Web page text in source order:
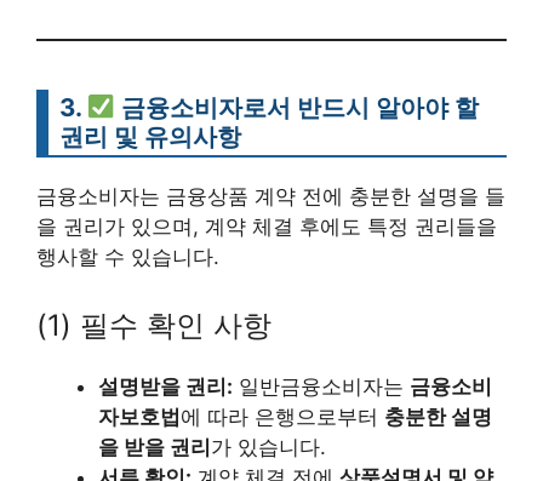
3.
금융소비자로서 반드시 알아야 할
권리 및 유의사항
금융소비자는 금융상품 계약 전에 충분한 설명을 들
을 권리가 있으며, 계약 체결 후에도 특정 권리들을
행사할 수 있습니다.
(1) 필수 확인 사항
설명받을 권리: 일반금융소비자는 금융소비
자보호법에 따라 은행으로부터 충분한 설명
을 받을 권리가 있습니다.